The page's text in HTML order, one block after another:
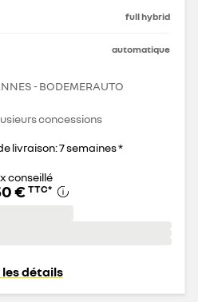
full hybrid
automatique
- BODEMERAUTO
concessions
livraison: 7 semaines *
conseillé
€ TTC*
détails